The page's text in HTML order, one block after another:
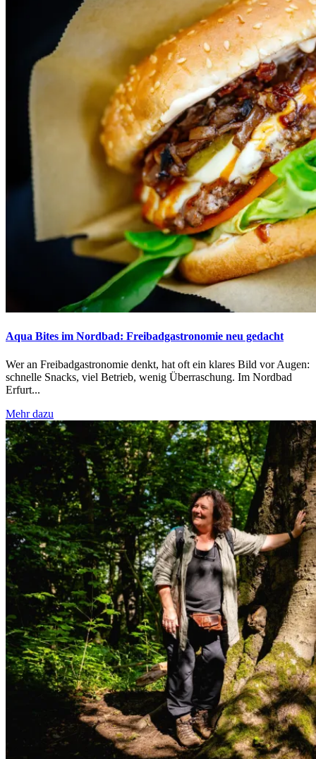
Aqua Bites im Nordbad: Freibadgastronomie neu gedacht
Wer an Freibadgastronomie denkt, hat oft ein klares Bild vor Augen:
schnelle Snacks, viel Betrieb, wenig Überraschung. Im Nordbad
Erfurt...
Mehr dazu